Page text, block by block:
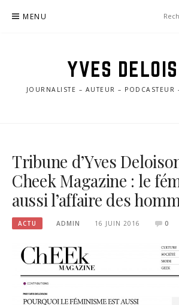
MENU
YVES
JOURNALISTE – AUTEUR – PODCASTEUR
Tribune d’Yves
Cheek Magazine : le
aussi l’affaire des
ACTU ADMIN 16 JUIN 2016 0